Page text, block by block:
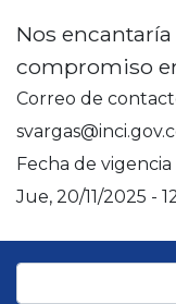
Nos
compromiso
Correo de
Fecha de vigencia
Jue, 20/11/2025 -